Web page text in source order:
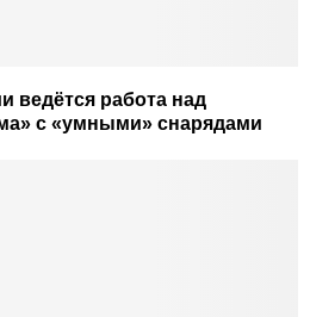
ведётся работа над
с «умными» снарядами